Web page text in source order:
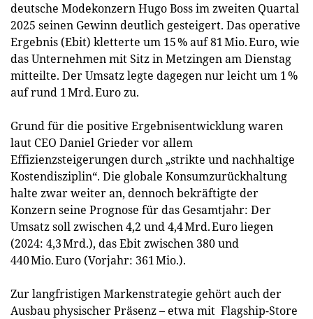
deutsche Modekonzern Hugo Boss im zweiten Quartal
2025 seinen Gewinn deutlich gesteigert. Das operative
Ergebnis (Ebit) kletterte um 15 % auf 81 Mio. Euro, wie
das Unternehmen mit Sitz in Metzingen am Dienstag
mitteilte. Der Umsatz legte dagegen nur leicht um 1 %
auf rund 1 Mrd. Euro zu.
Grund für die positive Ergebnisentwicklung waren
laut CEO Daniel Grieder vor allem
Effizienzsteigerungen durch „strikte und nachhaltige
Kostendisziplin“. Die globale Konsumzurückhaltung
halte zwar weiter an, dennoch bekräftigte der
Konzern seine Prognose für das Gesamtjahr: Der
Umsatz soll zwischen 4,2 und 4,4 Mrd. Euro liegen
(2024: 4,3 Mrd.), das Ebit zwischen 380 und
440 Mio. Euro (Vorjahr: 361 Mio.).
Zur langfristigen Markenstrategie gehört auch der
Ausbau physischer Präsenz – etwa mit Flagship-Store